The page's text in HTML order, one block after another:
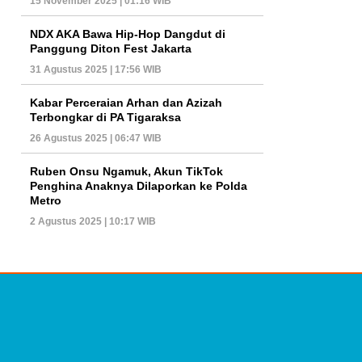
NDX AKA Bawa Hip-Hop Dangdut di
Panggung Diton Fest Jakarta
31 Agustus 2025 | 17:56 WIB
Kabar Perceraian Arhan dan Azizah
Terbongkar di PA Tigaraksa
26 Agustus 2025 | 06:47 WIB
Ruben Onsu Ngamuk, Akun TikTok
Penghina Anaknya Dilaporkan ke Polda
Metro
2 Agustus 2025 | 10:17 WIB